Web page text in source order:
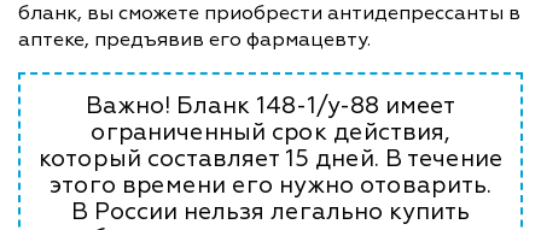
бланк, вы сможете приобрести антидепрессанты в
аптеке, предъявив его фармацевту.
Важно! Бланк 148-1/у-88 имеет
ограниченный срок действия,
который составляет 15 дней. В течение
этого времени его нужно отоварить.
В России нельзя легально купить